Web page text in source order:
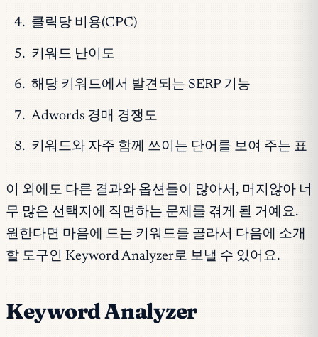
클릭당 비용(CPC)
키워드 난이도
해당 키워드에서 발견되는 SERP 기능
Adwords 경매 경쟁도
키워드와 자주 함께 쓰이는 단어를 보여 주는 표
이 외에도 다른 결과와 옵션들이 많아서, 머지않아 너
무 많은 선택지에 직면하는 문제를 겪게 될 거예요.
원한다면 마음에 드는 키워드를 골라서 다음에 소개
할 도구인 Keyword Analyzer로 보낼 수 있어요.
Keyword Analyzer